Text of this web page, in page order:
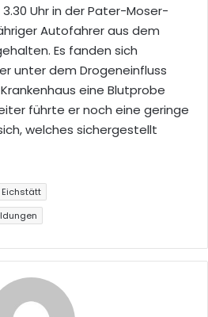
Uhr in der Pater-Moser-
Autofahrer aus dem
Es fanden sich
unter dem Drogeneinfluss
eine Blutprobe
führte er noch eine geringe
welches sichergestellt
Eichstätt